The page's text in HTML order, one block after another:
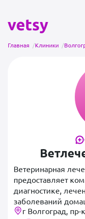
Главная /Клиники /
Ветеринарная
предоставляет
диагностике,
заболеваний
оснащена
г Волгоград, пр-